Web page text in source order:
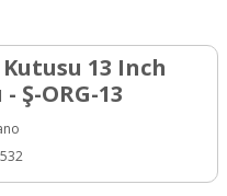
13 Inch
Ş-ORG-13